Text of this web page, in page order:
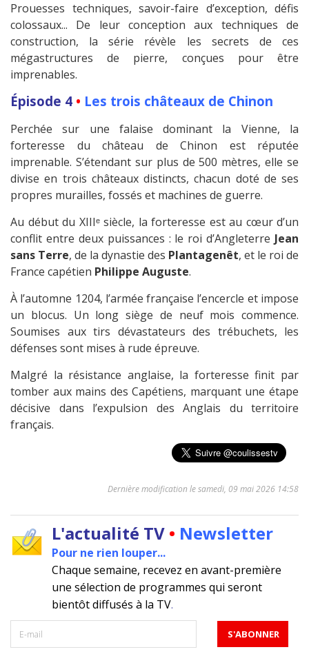
Prouesses techniques, savoir-faire d’exception, défis
colossaux... De leur conception aux techniques de
construction, la série révèle les secrets de ces
mégastructures de pierre, conçues pour être
imprenables.
Épisode 4 • Les trois châteaux de Chinon
Perchée sur une falaise dominant la Vienne, la
forteresse du château de Chinon est réputée
imprenable. S’étendant sur plus de 500 mètres, elle se
divise en trois châteaux distincts, chacun doté de ses
propres murailles, fossés et machines de guerre.
Au début du XIIIᵉ siècle, la forteresse est au cœur d’un
conflit entre deux puissances : le roi d’Angleterre Jean
sans Terre, de la dynastie des Plantagenêt, et le roi de
France capétien Philippe Auguste.
À l’automne 1204, l’armée française l’encercle et impose
un blocus. Un long siège de neuf mois commence.
Soumises aux tirs dévastateurs des trébuchets, les
défenses sont mises à rude épreuve.
Malgré la résistance anglaise, la forteresse finit par
tomber aux mains des Capétiens, marquant une étape
décisive dans l’expulsion des Anglais du territoire
français.
Dernière modification le samedi, 09 mai 2026 14:58
L'actualité TV • Newsletter
Pour ne rien louper...
Chaque semaine, recevez en avant-première
une sélection de programmes qui seront
bientôt diffusés à la TV.